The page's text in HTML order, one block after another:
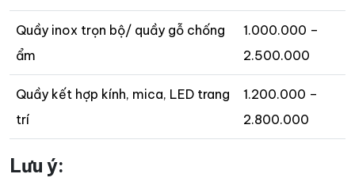
Quầy inox trọn bộ/ quầy gỗ chống
ẩm
1.000.000 –
2.500.000
Quầy kết hợp kính, mica, LED trang
trí
1.200.000 –
2.800.000
Lưu ý: